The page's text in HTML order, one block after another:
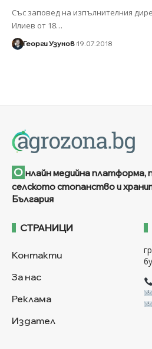
Със заповед на изпълнителния
Илиев от 18…
Георги Узунов 19.07.2018
О нлайн медийна платформа,
селското стопанство и
България
СТРАНИЦИ
Контакти
За нас
Реклама
Издател